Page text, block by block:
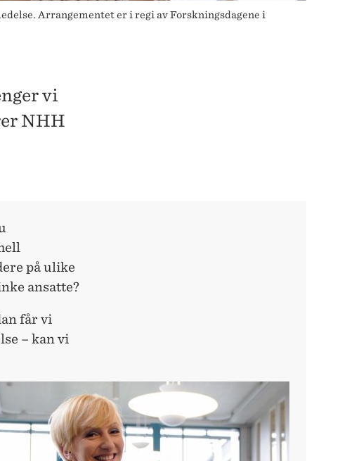
Arrangementet er i regi av Forskningsdagene i
vi
NHH
på ulike
ansatte?
får vi
– kan vi